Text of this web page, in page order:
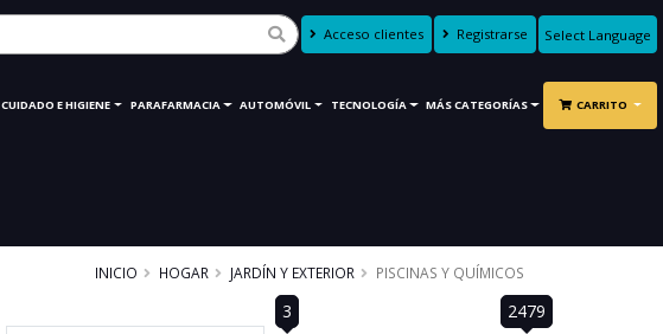
Acceso clientes Registrarse
Translate
CUIDADO E HIGIENE PARAFARMACIA AUTOMÓVIL TECNOLOGÍA MÁS CATEGORÍAS CARRITO
INICIO HOGAR JARDÍN Y EXTERIOR PISCINAS Y QUÍMICOS
3 2479